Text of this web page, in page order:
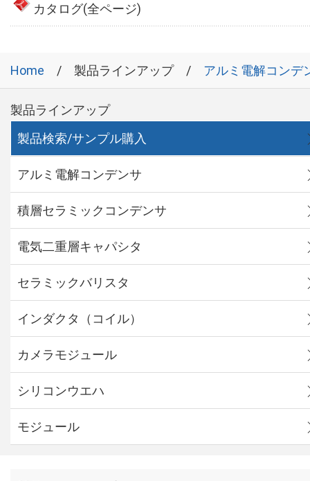
カタログ(全ページ)
Home 製品ラインアップ アルミ電解コンデ
製品ラインアップ
製品検索/サンプル購入
アルミ電解コンデンサ
積層セラミックコンデンサ
電気二重層キャパシタ
セラミックバリスタ
インダクタ（コイル）
カメラモジュール
シリコンウエハ
モジュール